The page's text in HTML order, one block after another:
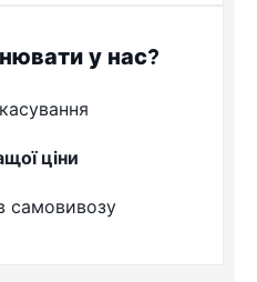
у нас?
ціни
самовивозу